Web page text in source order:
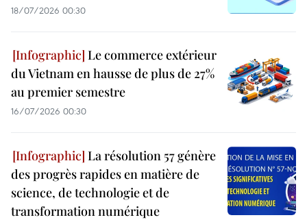
18/07/2026 00:30
Le commerce extérieur
du Vietnam en hausse de plus de 27%
au premier semestre
16/07/2026 00:30
La résolution 57 génère
des progrès rapides en matière de
science, de technologie et de
transformation numérique